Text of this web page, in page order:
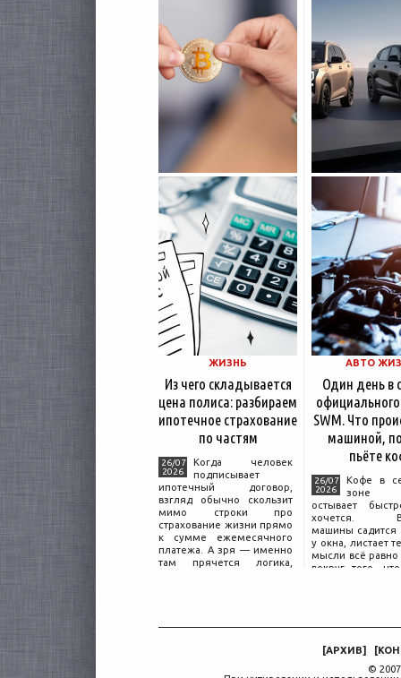
поведения на нём.
Петербургские
криптообменники,
московские
насчитывает
десятилетий
ЖИЗНЬ
Из чего складывается
цена полиса: разбираем
ипотечное страхование
по частям
26/07
2026
Когда человек
подписывает
ипотечный договор,
взгляд обычно скользит
мимо строки про
страхование жизни прямо
к сумме ежемесячного
платежа. А зря — именно
там прячется логика,
АВТО
Один день в
SWM. Что
машиной,
пьёте
26/07
2026
Кофе в
зоне
остывает
хочется.
машины садится
у окна, листает
мысли всё равно
вокруг того,
машины
[АРХИВ] [
©